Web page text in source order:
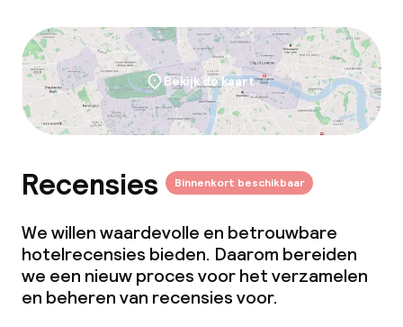
Bekijk de kaart
Recensies Binnenkort beschikbaar
We willen waardevolle en betrouwbare
hotelrecensies bieden. Daarom bereiden
we een nieuw proces voor het verzamelen
en beheren van recensies voor.